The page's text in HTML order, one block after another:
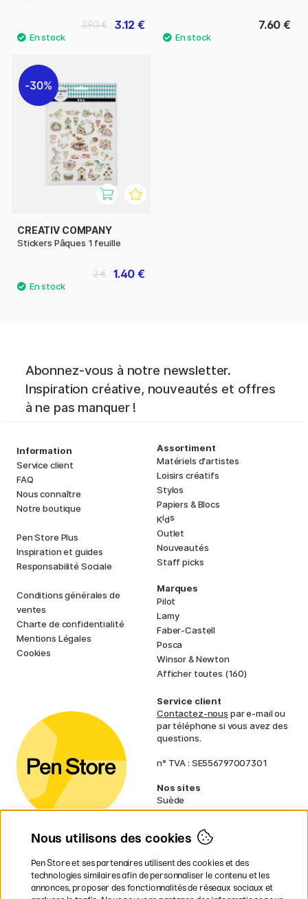
3.12 €
3.90 € 7.60 €
30%
CREATIV COMPANY
Stickers Pâques 1 feuille
1.40 €
2 €
Abonnez-vous à notre newsletter.
Inspiration créative, nouveautés et offres
à ne pas manquer !
Information
Service client
FAQ
Nous connaître
Notre boutique
Pen Store Plus
Inspiration et guides
Responsabilité Sociale
Conditions générales de
ventes
Charte de confidentialité
Mentions Légales
Cookies
Assortiment
Matériels d'artistes
Loisirs créatifs
Stylos
Papiers & Blocs
Kids
Outlet
Nouveautés
Staff picks
Marques
Pilot
Lamy
Faber-Castell
Posca
Winsor & Newton
Afficher toutes (160)
Service client
Contactez-nous par e-mail ou
par téléphone si vous avez des
questions.
n° TVA : SE556797007301
Nos sites
Suède
Norvège
Finlande
Irlande
Pays-Bas
Royaume-Uni
Nous utilisons des cookies
Pen Store et ses partenaires utilisent des cookies et des
technologies similaires afin de personnaliser le contenu et les
annonces, proposer des fonctionnalités de réseaux sociaux et